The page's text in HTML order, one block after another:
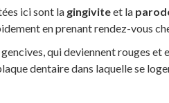
ici sont la gingiviteet la
en prenant rendez-vous
qui deviennent rouges et
dentaire dans laquelle se